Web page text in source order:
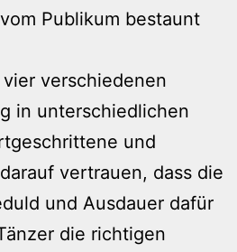
Publikum bestaunt
verschiedenen
in unterschiedlichen
und
vertrauen, dass die
und Ausdauer dafür
die richtigen